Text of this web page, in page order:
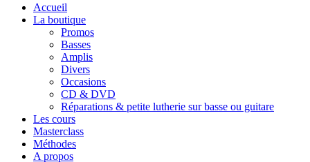
Accueil
La boutique
Promos
Basses
Amplis
Divers
Occasions
CD & DVD
Réparations & petite lutherie sur basse ou guitare
Les cours
Masterclass
Méthodes
A propos